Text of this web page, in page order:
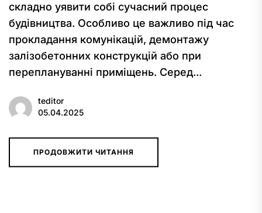
складно уявити собі сучасний процес
будівництва. Особливо це важливо під час
прокладання комунікацій, демонтажу
залізобетонних конструкцій або при
переплануванні приміщень. Серед...
teditor
05.04.2025
ПРОДОВЖИТИ ЧИТАННЯ